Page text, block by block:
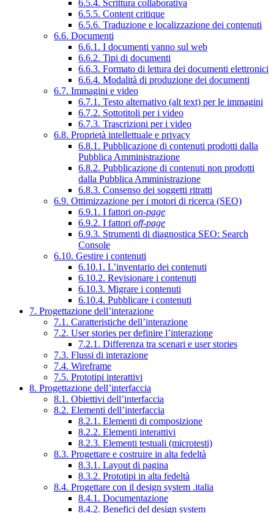
6.5.4. Scrittura collaborativa
6.5.5. Content critique
6.5.6. Traduzione e localizzazione dei contenuti
6.6. Documenti
6.6.1. I documenti vanno sul web
6.6.2. Tipi di documenti
6.6.3. Formato di lettura dei documenti elettronici
6.6.4. Modalità di produzione dei documenti
6.7. Immagini e video
6.7.1. Testo alternativo (alt text) per le immagini
6.7.2. Sottotitoli per i video
6.7.3. Trascrizioni per i video
6.8. Proprietà intellettuale e privacy
6.8.1. Pubblicazione di contenuti prodotti dalla
Pubblica Amministrazione
6.8.2. Pubblicazione di contenuti non prodotti
dalla Pubblica Amministrazione
6.8.3. Consenso dei soggetti ritratti
6.9. Ottimizzazione per i motori di ricerca (SEO)
6.9.1. I fattori on-page
6.9.2. I fattori off-page
6.9.3. Strumenti di diagnostica SEO: Search
Console
6.10. Gestire i contenuti
6.10.1. L’inventario dei contenuti
6.10.2. Revisionare i contenuti
6.10.3. Migrare i contenuti
6.10.4. Pubblicare i contenuti
7. Progettazione dell’interazione
7.1. Caratteristiche dell’interazione
7.2. User stories per definire l’interazione
7.2.1. Differenza tra scenari e user stories
7.3. Flussi di interazione
7.4. Wireframe
7.5. Prototipi interattivi
8. Progettazione dell’interfaccia
8.1. Obiettivi dell’interfaccia
8.2. Elementi dell’interfaccia
8.2.1. Elementi di composizione
8.2.2. Elementi interattivi
8.2.3. Elementi testuali (microtesti)
8.3. Progettare e costruire in alta fedeltà
8.3.1. Layout di pagina
8.3.2. Prototipi in alta fedeltà
8.4. Progettare con il design system .italia
8.4.1. Documentazione
8.4.2. Benefici del design system